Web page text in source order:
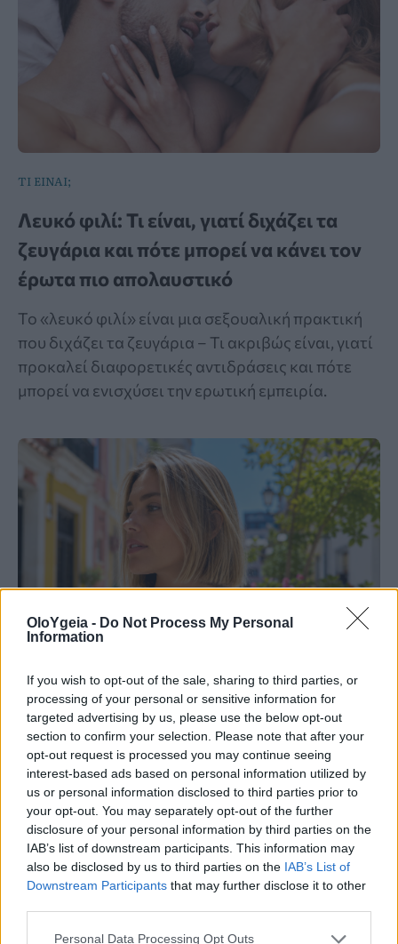
OloYgeia - Do Not Process My Personal
Information
If you wish to opt-out of the sale, sharing to third parties, or
processing of your personal or sensitive information for
targeted advertising by us, please use the below opt-out
section to confirm your selection. Please note that after your
opt-out request is processed you may continue seeing
interest-based ads based on personal information utilized by
us or personal information disclosed to third parties prior to
your opt-out. You may separately opt-out of the further
disclosure of your personal information by third parties on the
IAB’s list of downstream participants. This information may
also be disclosed by us to third parties on the IAB’s List of
Downstream Participants that may further disclose it to other
Personal Data Processing Opt Outs
ΤΙ ΕΙΝΑΙ;
Λευκό φιλί: Τι είναι, γιατί διχάζει τα
ζευγάρια και πότε μπορεί να κάνει τον
έρωτα πιο απολαυστικό
Το «λευκό φιλί» είναι μια σεξουαλική πρακτική
που διχάζει τα ζευγάρια – Τι ακριβώς είναι, γιατί
προκαλεί διαφορετικές αντιδράσεις και πότε
μπορεί να ενισχύσει την ερωτική εμπειρία.
SUMMER TRENDS
Σκανδιναβικό bob: Το καρέ που κάνει τα
λεπτά μαλλιά να δείχνουν πιο πλούσια –
Το προτιμούν celebrities
Το σκανδιναβικό bob επιστρέφει δυναμικά,
χαρίζοντας όγκο στα λεπτά μαλλιά με ελάχιστο
styling. Γιατί το επιλέγουν όλο και περισσότερες